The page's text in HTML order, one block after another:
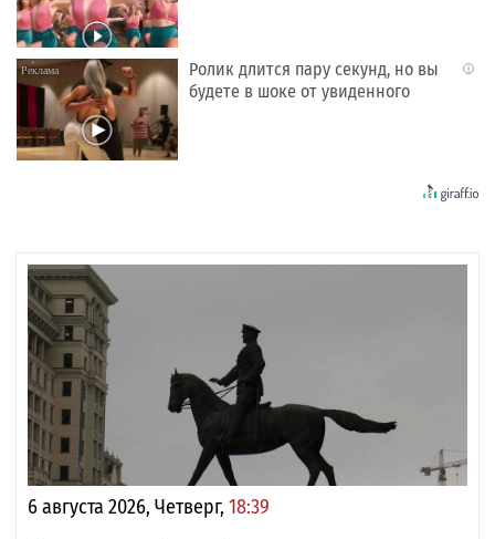
i
Ролик длится пару секунд, но вы
будете в шоке от увиденного
6 августа 2026, Четверг, 18:39